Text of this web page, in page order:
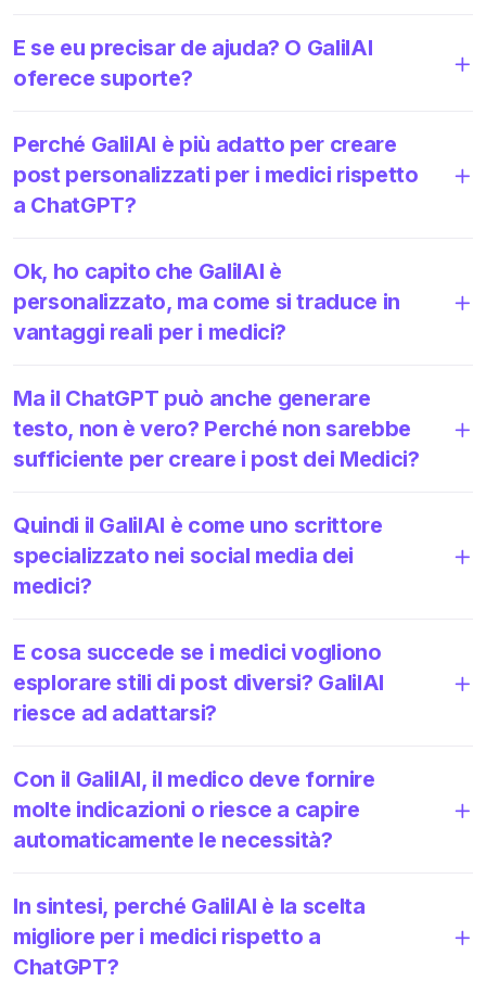
E se eu precisar de ajuda? O GalilAI
oferece suporte?
Perché GalilAI è più adatto per creare
post personalizzati per i medici rispetto
a ChatGPT?
Ok, ho capito che GalilAI è
personalizzato, ma come si traduce in
vantaggi reali per i medici?
Ma il ChatGPT può anche generare
testo, non è vero? Perché non sarebbe
sufficiente per creare i post dei Medici?
Quindi il GalilAI è come uno scrittore
specializzato nei social media dei
medici?
E cosa succede se i medici vogliono
esplorare stili di post diversi? GalilAI
riesce ad adattarsi?
Con il GalilAI, il medico deve fornire
molte indicazioni o riesce a capire
automaticamente le necessità?
In sintesi, perché GalilAI è la scelta
migliore per i medici rispetto a
ChatGPT?